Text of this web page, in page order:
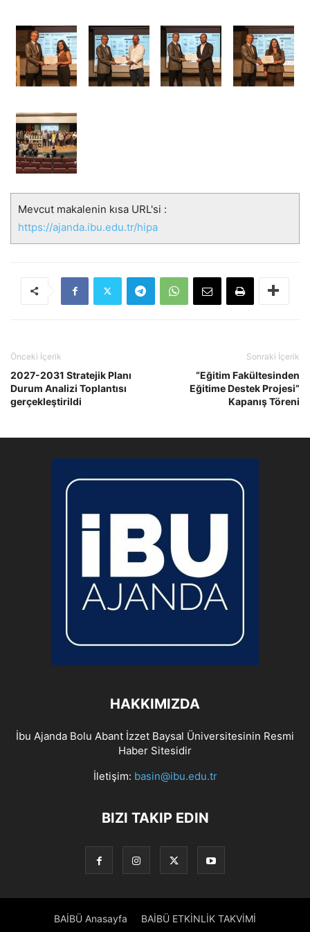
Mevcut makalenin kısa URL'si :
https://ajanda.ibu.edu.tr/hipa
Önceki İçerik
2027-2031 Stratejik Planı
Durum Analizi Toplantısı
gerçekleştirildi
Sonraki İçerik
“Eğitim Fakültesinden
Eğitime Destek Projesi”
Kapanış Töreni
HAKKIMIZDA
İbu Ajanda Bolu Abant İzzet Baysal Üniversitesinin Resmi
Haber Sitesidir
İletişim: basin@ibu.edu.tr
BIZI TAKIP EDIN
BAİBÜ Anasayfa BAİBÜ ETKİNLİK TAKVİMİ